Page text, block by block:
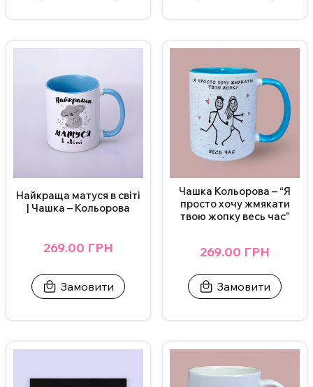
Найкраща матуся в світі
| Чашка – Кольорова
269.00 ГРН
Замовити
Чашка Кольорова – “Я
просто хочу жмякати
твою жопку весь час”
269.00 ГРН
Замовити